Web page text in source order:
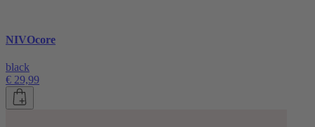
NIVOcore
black
€ 29,99